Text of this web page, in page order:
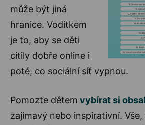
může být jiná
hranice. Vodítkem
je to, aby se děti
cítily dobře online i
poté, co sociální síť vypnou.
Pomozte dětem vybírat si
zajímavý nebo inspirativní.